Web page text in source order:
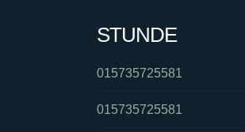
STUNDE
015735725581
015735725581